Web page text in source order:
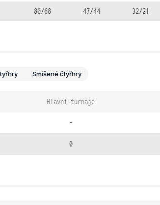
80/68 47/44 32/21
Smíšené čtyřhry
Hlavní turnaje
-
0